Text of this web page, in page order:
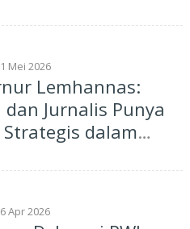
Mei 2026
Lemhannas:
dan Jurnalis Punya
Strategis dalam
Apr 2026